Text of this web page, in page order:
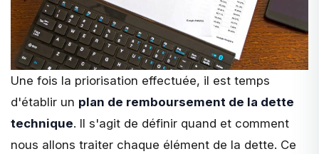
Une fois la priorisation effectuée, il est temps
d'établir un plan de remboursement de la dette
technique. Il s'agit de définir quand et comment
nous allons traiter chaque élément de la dette. Ce